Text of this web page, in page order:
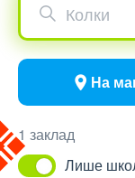
Колки
На
1 заклад
Лише